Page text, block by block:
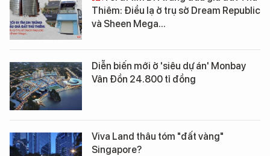
Thiêm: Điều lạ ở trụ sở Dream Republic
và Sheen Mega...
Diễn biến mới ở 'siêu dự án' Monbay
Vân Đồn 24.800 tỉ đồng
Viva Land thâu tóm "đất vàng"
Singapore?